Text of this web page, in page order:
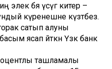
бәя үсүгә китерә –
күренешне күзәтәбез.
сатып алуны
ясап әйткән Үзәк банк
ташламалы